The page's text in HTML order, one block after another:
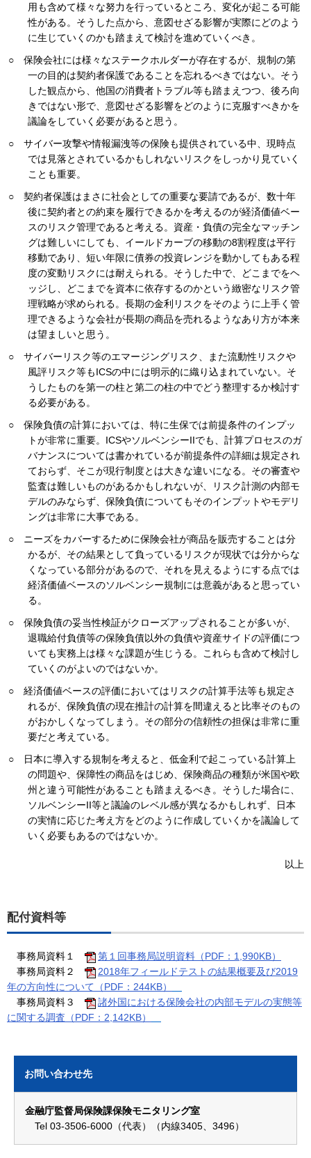
用も含めて様々な努力を行っているところ、変化が起こる可能
性がある。そうした点から、意図せざる影響が実際にどのよう
に生じていくのかも踏まえて検討を進めていくべき。
保険会社には様々なステークホルダーが存在するが、規制の第
一の目的は契約者保護であることを忘れるべきではない。そう
した観点から、他国の消費者トラブル等も踏まえつつ、後ろ向
きではない形で、意図せざる影響をどのように克服すべきかを
議論をしていく必要があると思う。
サイバー攻撃や情報漏洩等の保険も提供されている中、現時点
では見落とされているかもしれないリスクをしっかり見ていく
ことも重要。
契約者保護はまさに社会としての重要な要請であるが、数十年
後に契約者との約束を履行できるかを考えるのが経済価値ベー
スのリスク管理であると考える。資産・負債の完全なマッチン
グは難しいにしても、イールドカーブの移動の8割程度は平行
移動であり、短い年限に債券の投資レンジを動かしてもある程
度の変動リスクには耐えられる。そうした中で、どこまでをヘ
ッジし、どこまでを資本に依存するのかという緻密なリスク管
理戦略が求められる。長期の金利リスクをそのように上手く管
理できるような会社が長期の商品を売れるようなあり方が本来
は望ましいと思う。
サイバーリスク等のエマージングリスク、また流動性リスクや
風評リスク等もICSの中には明示的に織り込まれていない。そ
うしたものを第一の柱と第二の柱の中でどう整理するか検討す
る必要がある。
保険負債の計算においては、特に生保では前提条件のインプッ
トが非常に重要。ICSやソルベンシーIIでも、計算プロセスのガ
バナンスについては書かれているが前提条件の詳細は規定され
ておらず、そこが現行制度とは大きな違いになる。その審査や
監査は難しいものがあるかもしれないが、リスク計測の内部モ
デルのみならず、保険負債についてもそのインプットやモデリ
ングは非常に大事である。
ニーズをカバーするために保険会社が商品を販売することは分
かるが、その結果として負っているリスクが現状では分からな
くなっている部分があるので、それを見えるようにする点では
経済価値ベースのソルベンシー規制には意義があると思ってい
る。
保険負債の妥当性検証がクローズアップされることが多いが、
退職給付負債等の保険負債以外の負債や資産サイドの評価につ
いても実務上は様々な課題が生じうる。これらも含めて検討し
ていくのがよいのではないか。
経済価値ベースの評価においてはリスクの計算手法等も規定さ
れるが、保険負債の現在推計の計算を間違えると比率そのもの
がおかしくなってしまう。その部分の信頼性の担保は非常に重
要だと考えている。
日本に導入する規制を考えると、低金利で起こっている計算上
の問題や、保障性の商品をはじめ、保険商品の種類が米国や欧
州と違う可能性があることも踏まえるべき。そうした場合に、
ソルベンシーII等と議論のレベル感が異なるかもしれず、日本
の実情に応じた考え方をどのように作成していくかを議論して
いく必要もあるのではないか。
以上
配付資料等
事務局資料１
第１回事務局説明資料（PDF：1,990KB）
事務局資料２
2018年フィールドテストの結果概要及び2019
年の方向性について（PDF：244KB）
事務局資料３
諸外国における保険会社の内部モデルの実態等
に関する調査（PDF：2,142KB）
お問い合わせ先
金融庁監督局保険課保険モニタリング室
Tel 03-3506-6000（代表）（内線3405、3496）